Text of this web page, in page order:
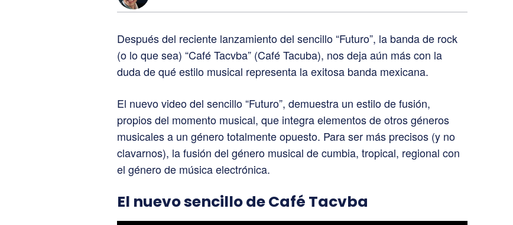
Después del reciente lanzamiento del sencillo “Futuro”, la banda de rock
(o lo que sea) “Café Tacvba” (Café Tacuba), nos deja aún más con la
duda de qué estilo musical representa la exitosa banda mexicana.
El nuevo video del sencillo “Futuro”, demuestra un estilo de fusión,
propios del momento musical, que integra elementos de otros géneros
musicales a un género totalmente opuesto. Para ser más precisos (y no
clavarnos), la fusión del género musical de cumbia, tropical, regional con
el género de música electrónica.
El nuevo sencillo de Café Tacvba